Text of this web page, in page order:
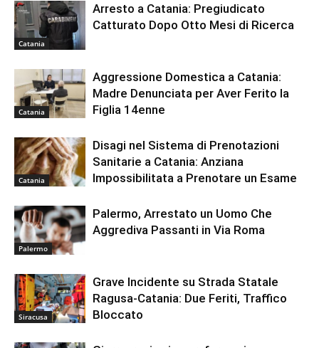
Catania
Arresto a Catania: Pregiudicato
Catturato Dopo Otto Mesi di Ricerca
Catania
Aggressione Domestica a Catania:
Madre Denunciata per Aver Ferito la
Figlia 14enne
Catania
Disagi nel Sistema di Prenotazioni
Sanitarie a Catania: Anziana
Impossibilitata a Prenotare un Esame
Palermo
Palermo, Arrestato un Uomo Che
Aggrediva Passanti in Via Roma
Siracusa
Grave Incidente su Strada Statale
Ragusa-Catania: Due Feriti, Traffico
Bloccato